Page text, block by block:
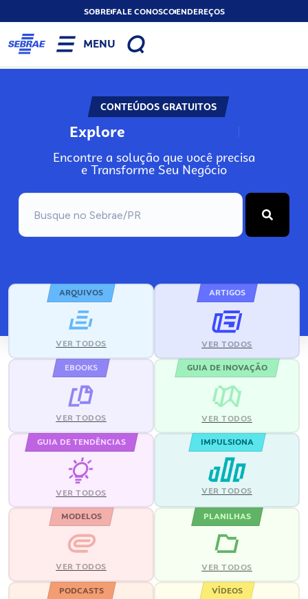
SOBREFALE CONOSCOENDEREÇOS
MENU
CONTEÚDOS GRATUITOS
Explore N
Encontre a solução que você precisa
e Transforme Seu Negócio
ARQUIVOS
VER TODOS
ARTIGOS
VER TODOS
EBOOKS
VER TODOS
GUIA DE INOVAÇÃO
VER TODOS
GUIA DE TENDÊNCIAS
VER TODOS
IMPULSIONA
VER TODOS
MODELOS
VER TODOS
PLANILHAS
VER TODOS
PODCASTS VÍDEOS